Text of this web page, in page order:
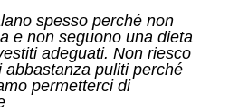
spesso perché non
e non seguono una dieta
adeguati. Non riesco
abbastanza puliti perché
permetterci di